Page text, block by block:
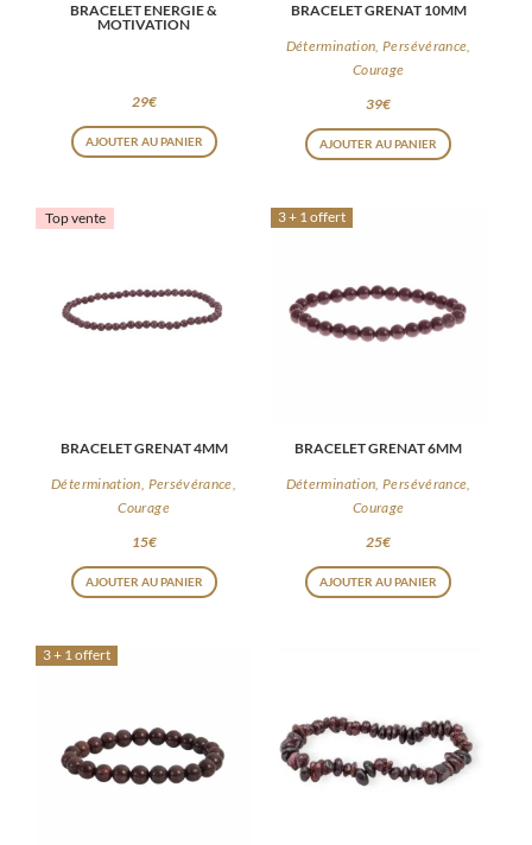
BRACELET ENERGIE &
MOTIVATION
29€
AJOUTER AU PANIER
BRACELET GRENAT 10MM
Détermination, Persévérance,
Courage
39€
AJOUTER AU PANIER
Top vente
BRACELET GRENAT 4MM
Détermination, Persévérance,
Courage
15€
AJOUTER AU PANIER
3 + 1 offert
BRACELET GRENAT 6MM
Détermination, Persévérance,
Courage
25€
AJOUTER AU PANIER
3 + 1 offert